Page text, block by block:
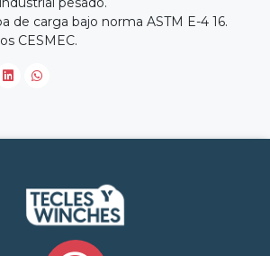
de carga bajo norma ASTM E-4 16.
CESMEC.